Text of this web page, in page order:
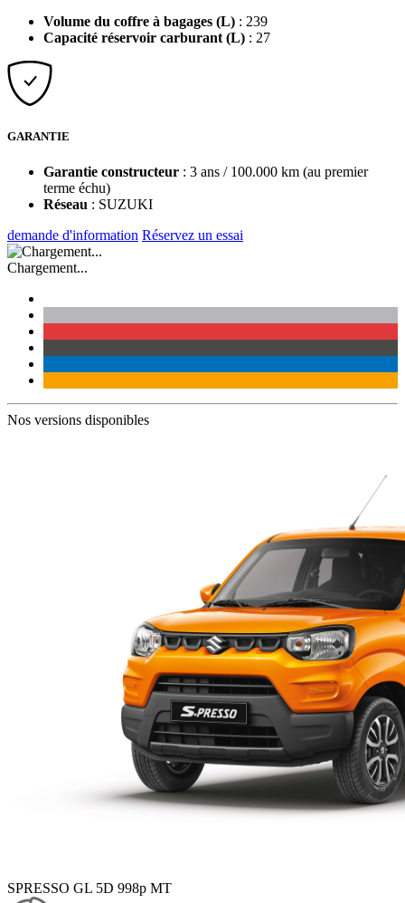
Volume du coffre à bagages (L) : 239
Capacité réservoir carburant (L) : 27
GARANTIE
Garantie constructeur : 3 ans / 100.000 km (au premier
terme échu)
Réseau : SUZUKI
demande d'information Réservez un essai
Chargement...
Nos versions disponibles
SPRESSO GL 5D 998p MT